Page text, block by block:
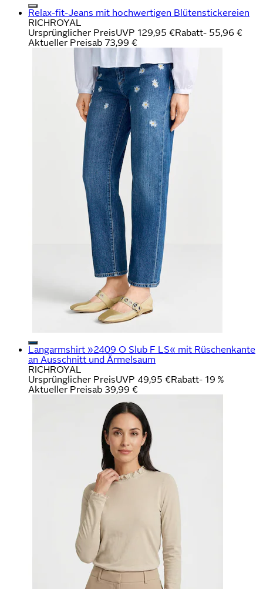
Relax-fit-Jeans mit hochwertigen Blütenstickereien
RICHROYAL
Ursprünglicher PreisUVP 129,95 €Rabatt- 55,96 €
Aktueller Preisab 73,99 €
Langarmshirt »2409 O Slub F LS« mit Rüschenkante
an Ausschnitt und Ärmelsaum
RICHROYAL
Ursprünglicher PreisUVP 49,95 €Rabatt- 19 %
Aktueller Preisab 39,99 €